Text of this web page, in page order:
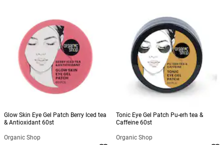
specifika hudproblem. Genom att använda serum
regelbundet och på rätt sätt kan du förbättra hudens
övergripande hälsa och uppnå en strålande och frisk hud.
Glow Skin Eye Gel Patch Berry Iced tea
& Antioxidant 60st
Organic Shop
Tonic Eye Gel Patch Pu-erh tea &
Caffeine 60st
Organic Shop